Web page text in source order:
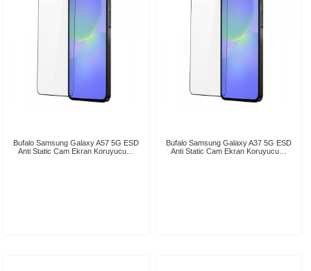
Bufalo Samsung Galaxy A57 5G ESD
Anti Static Cam Ekran Koruyucu…
Bufalo Samsung Galaxy A37 5G ESD
Anti Static Cam Ekran Koruyucu…